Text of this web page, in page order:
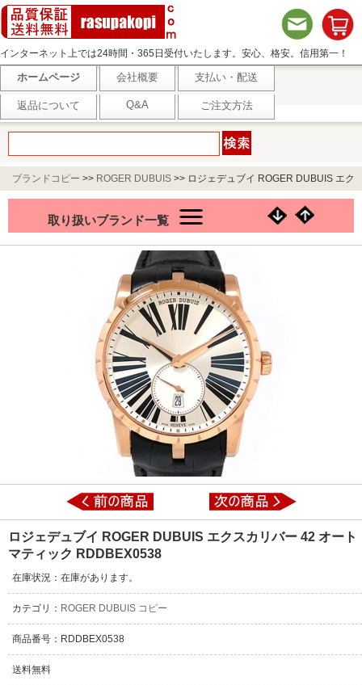
インターネット上では24時間・365日受付いたします。安心、格安。信用第一！
ホームページ 会社概要 支払い・配送
返品について Q&A ご注文方法
ブランドコピー >> ROGER DUBUIS >> ロジェデュブイ ROGER DUBUIS エク
取り扱いブランド一覧
ロジェデュブイ ROGER DUBUIS エクスカリバー 42 オート
マティック RDDBEX0538
在庫状況：在庫があります。
カテゴリ： ROGER DUBUIS コピー
商品番号：RDDBEX0538
送料無料